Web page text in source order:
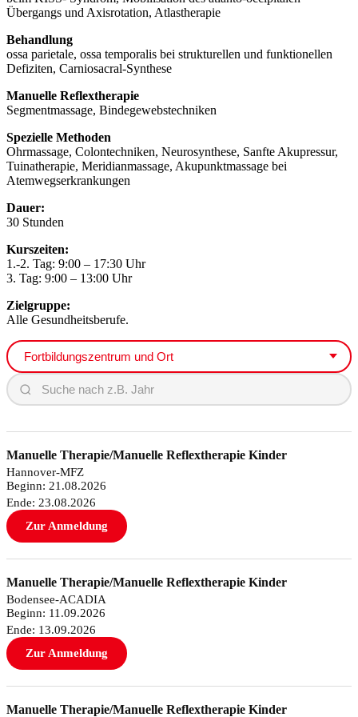
Übergangs und Axisrotation, Atlastherapie
Behandlung
ossa parietale, ossa temporalis bei strukturellen und funktionellen
Defiziten, Carniosacral-Synthese
Manuelle Reflextherapie
Segmentmassage, Bindegewebstechniken
Spezielle Methoden
Ohrmassage, Colontechniken, Neurosynthese, Sanfte Akupressur,
Tuinatherapie, Meridianmassage, Akupunktmassage bei
Atemwegserkrankungen
Dauer:
30 Stunden
Kurszeiten:
1.-2. Tag: 9:00 – 17:30 Uhr
3.⁠ ⁠Tag: 9:00 – 13:00 Uhr
Zielgruppe:
Alle Gesundheitsberufe.
Manuelle Therapie/Manuelle Reflextherapie Kinder
Hannover-MFZ
Beginn: 21.08.2026
Ende: 23.08.2026
Zur Anmeldung
Manuelle Therapie/Manuelle Reflextherapie Kinder
Bodensee-ACADIA
Beginn: 11.09.2026
Ende: 13.09.2026
Zur Anmeldung
Manuelle Therapie/Manuelle Reflextherapie Kinder